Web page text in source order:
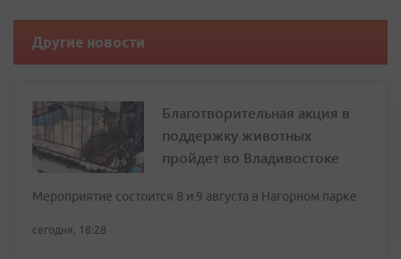
Другие новости
Благотворительная акция в
поддержку животных
пройдет во Владивостоке
Мероприятие состоится 8 и 9 августа в Нагорном парке
сегодня, 18:28